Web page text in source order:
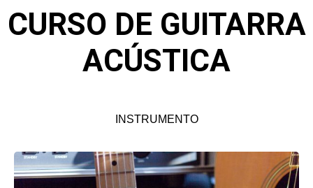
CURSO DE GUITARRA
ACÚSTICA
INSTRUMENTO